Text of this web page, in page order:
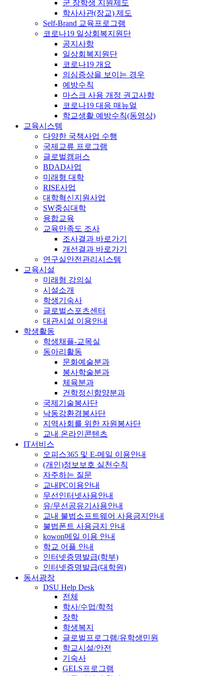
군 장학생 지원제도
학사사관(장교) 제도
Self-Brand 교육프로그램
코로나19 일상회복지원단
공지사항
일상회복지원단
코로나19 개요
의심증상을 보이는 경우
예방수칙
마스크 사용 개정 권고사항
코로나19 대응 매뉴얼
학교생활 예방수칙(동영상)
교육시스템
다양한 국책사업 수행
국제교류 프로그램
글로벌캠퍼스
BDAD사업
미래형 대학
RISE사업
대학혁신지원사업
SW중심대학
융합교육
교육만족도 조사
조사결과 바로가기
개선결과 바로가기
연구실안전관리시스템
교육시설
미래형 강의실
시설소개
학생기숙사
글로벌스포츠센터
대관시설 이용안내
학생활동
학생채플-교목실
동아리활동
문화예술분과
봉사학술분과
체육분과
건학정신함양분과
국제기술봉사단
낙동강환경봉사단
지역사회를 위한 자원봉사단
교내 온라인콘텐츠
IT서비스
오피스365 및 E-메일 이용안내
(개인)정보보호 실천수칙
자주하는 질문
교내PC이용안내
무선인터넷사용안내
유/무선공유기사용안내
교내 불법소프트웨어 사용금지안내
불법폰트 사용금지 안내
kowon메일 이용 안내
학교 어플 안내
인터넷증명발급(학부)
인터넷증명발급(대학원)
동서광장
DSU Help Desk
전체
학사/수업/학적
장학
학생복지
글로벌프로그램/유학생민원
학교시설/안전
기숙사
GELS프로그램